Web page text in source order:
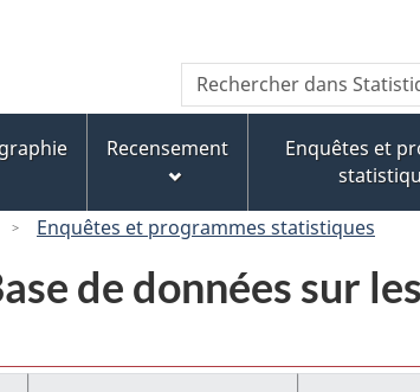
au
contenu
principal
« À
propos
de
ce
version
HTML
simplifiée
Recherche
Rechercher
dans
Canada
Recensement
Enquêtes et
Enquêtes et programmes statistiques
de données sur